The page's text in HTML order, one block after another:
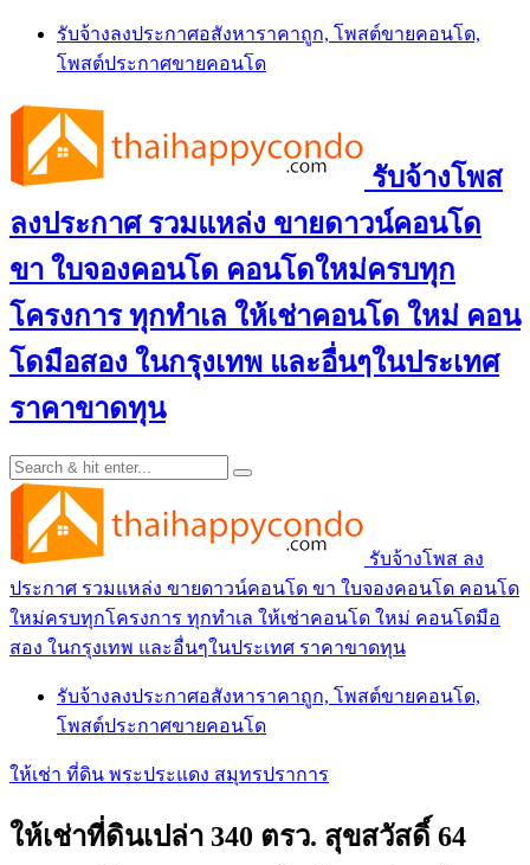
Skip
content
รับจ้างลงประกาศอสังหาราคาถูก, โพสต์ขายคอนโด,
โพสต์ประกาศขายคอนโด
รับจ้างโพส
ลงประกาศ รวมแหล่ง ขายดาวน์คอนโด
ขา ใบจองคอนโด คอนโดใหม่ครบทุก
โครงการ ทุกทำเล ให้เช่าคอนโด ใหม่ คอน
โดมือสอง ในกรุงเทพ และอื่นๆในประเทศ
ราคาขาดทุน
รับจ้างโพส ลง
ประกาศ รวมแหล่ง ขายดาวน์คอนโด ขา ใบจองคอนโด คอนโด
ใหม่ครบทุกโครงการ ทุกทำเล ให้เช่าคอนโด ใหม่ คอนโดมือ
สอง ในกรุงเทพ และอื่นๆในประเทศ ราคาขาดทุน
รับจ้างลงประกาศอสังหาราคาถูก, โพสต์ขายคอนโด,
โพสต์ประกาศขายคอนโด
ให้เช่า ที่ดิน พระประแดง สมุทรปราการ
ให้เช่าที่ดินเปล่า 340 ตรว. สุขสวัสดิ์ 64